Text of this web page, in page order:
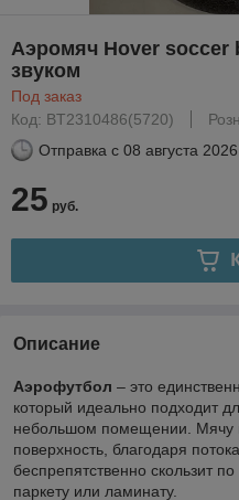
Аэромяч Hover soccer
звуком
Под заказ
Код: BT2310486(5720)
Отправка с 08 августа 2026
25 руб.
Описание
Аэрофутбол – это
который идеально подходит
небольшом помещении. Мячу
поверхность, благодаря
беспрепятственно скользит
паркету или ламинату.